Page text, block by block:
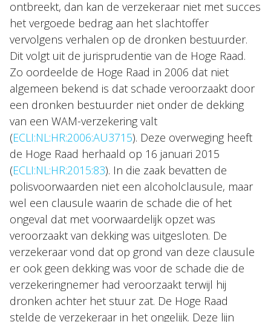
ontbreekt, dan kan de verzekeraar niet met succes
het vergoede bedrag aan het slachtoffer
vervolgens verhalen op de dronken bestuurder.
Dit volgt uit de jurisprudentie van de Hoge Raad.
Zo oordeelde de Hoge Raad in 2006 dat niet
algemeen bekend is dat schade veroorzaakt door
een dronken bestuurder niet onder de dekking
van een WAM-verzekering valt
(ECLI:NL:HR:2006:AU3715). Deze overweging heeft
de Hoge Raad herhaald op 16 januari 2015
(ECLI:NL:HR:2015:83). In die zaak bevatten de
polisvoorwaarden niet een alcoholclausule, maar
wel een clausule waarin de schade die of het
ongeval dat met voorwaardelijk opzet was
veroorzaakt van dekking was uitgesloten. De
verzekeraar vond dat op grond van deze clausule
er ook geen dekking was voor de schade die de
verzekeringnemer had veroorzaakt terwijl hij
dronken achter het stuur zat. De Hoge Raad
stelde de verzekeraar in het ongelijk. Deze lijn